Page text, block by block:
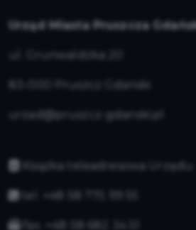
Urząd Miasta Pruszcza
ul. Grunwaldzka 20
83-000 Pruszcz Gdański
urzad@pruszcz-gdanski.pl
Książka teleadresowa Urzędu